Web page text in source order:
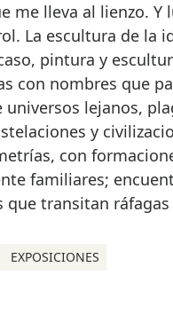
me lleva al lienzo.
La escultura de la
pintura y
con nombres que
universos lejanos,
y
con
familiares;
que transitan ráfagas
EXPOSICIONES